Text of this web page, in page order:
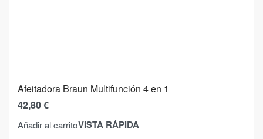
Afeitadora Braun Multifunción 4 en 1
42,80€
Añadir al carritoVISTA RÁPIDA